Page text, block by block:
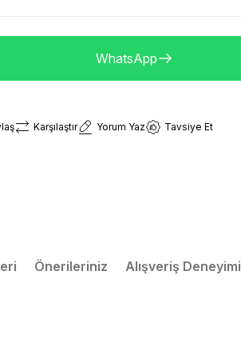
WhatsApp
Karşılaştır Yorum Yaz Tavsiye Et
Önerileriniz Alışveriş Deneyimi